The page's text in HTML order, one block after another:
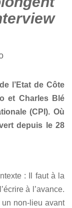
l’Etat de Côte
et Charles Blé
(CPI). Où
depuis le 28
: Il faut à la
à l’avance.
un non-lieu avant